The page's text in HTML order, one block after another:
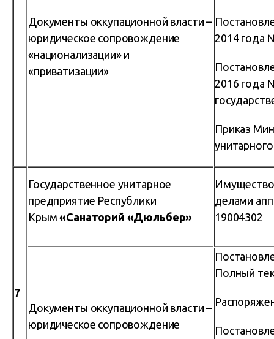
Документы оккупационной власти –
юридическое сопровождение
«национализации» и
«приватизации»
2014 года
2016 года
Приказ
7
Государственное унитарное
предприятие Республики
Крым«Санаторий «Дюльбер»
делами
19004302
Документы оккупационной власти –
юридическое сопровождение
Полный